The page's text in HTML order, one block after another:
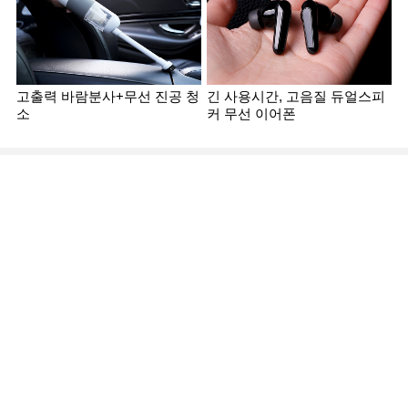
고출력 바람분사+무선 진공 청
소
긴 사용시간, 고음질 듀얼스피
커 무선 이어폰